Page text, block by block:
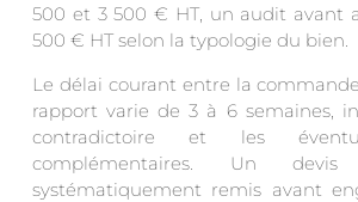
500 et 3 500 € HT, un audit avant
500 € HT selon la typologie du bien.
Le délai courant entre la
rapport varie de 3 à 6 semaines,
contradictoire et les
complémentaires. Un
systématiquement remis avant